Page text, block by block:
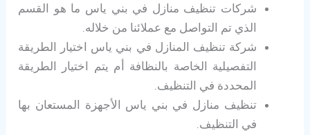
شركات تنظيف منازل في بني ياس ما هو القسم
الذي تم التواصل مع عملائنا من خلاله.
شركة تنظيف المنازل في بني ياس اختيار الطريقة
التفصيلية الخاصة بالنظافة أم يتم اختيار الطريقة
المحددة في التنظيف.
تنظيف منازل في بني ياس الأجهزة المستعان بها
في التنظيف.